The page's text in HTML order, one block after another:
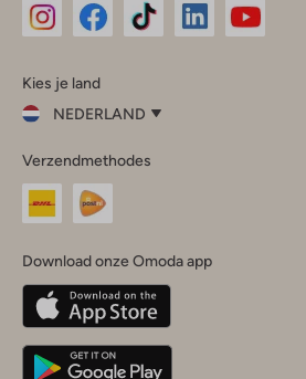
InstagramFacebook
Kies je land
NEDERLAND
je
land
Nederland
Belgique(Français)
Deutschland
Verzendmethodes
Download onze Omoda app